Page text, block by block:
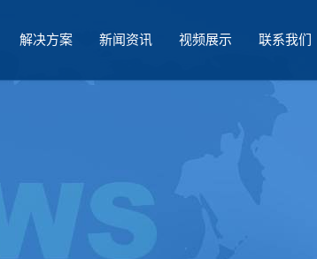
解决方案 新闻资讯 视频展示 联系我们